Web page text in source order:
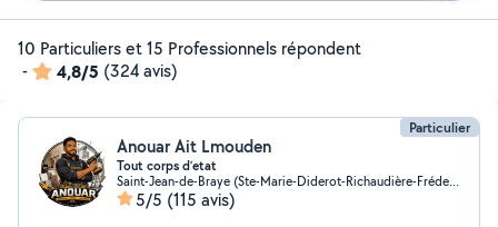
10 Particuliers et 15 Professionnels répondent
-
4,8/5 (324 avis)
Particulier
Anouar Ait Lmouden
Tout corps d’etat
Saint-Jean-de-Braye (Ste-Marie-Diderot-Richaudière-Frédeville)
5/5 (115 avis)